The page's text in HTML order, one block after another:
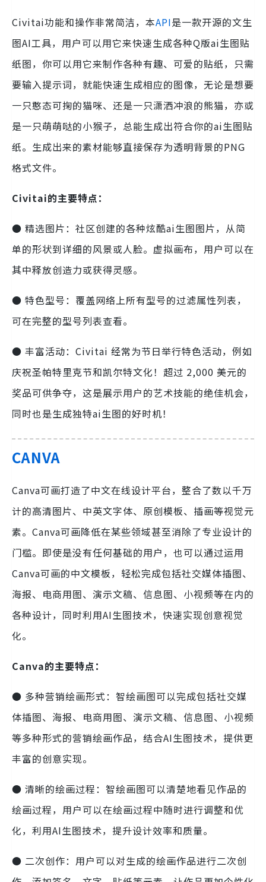
Civitai功能和操作非常简洁，本API是一款开源的文生
图AI工具，用户可以用它来快速生成各种Q版ai生图贴
纸图，你可以用它来制作各种有趣、可爱的贴纸，只需
要输入提示词，就能快速生成相应的图像，无论是想要
一只憨态可掬的猫咪、还是一只潇洒冲浪的熊猫，亦或
是一只萌萌哒的小猴子，总能生成出符合你的ai生图贴
纸。生成出来的素材能够直接保存为透明背景的PNG
格式文件。
Civitai的主要特点：
● 精选图片：社区创建的各种炫酷ai生图图片，从简
单的形状到详细的风景或人脸。虚拟画布，用户可以在
其中释放创造力或获得灵感。
● 特色型号：覆盖网络上所有型号的过滤属性列表，
可在完整的型号列表查看。
● 丰富活动：Civitai 经常为节日举行特色活动，例如
庆祝圣帕特里克节和凯尔特文化！超过 2,000 美元的
奖品可供争夺，这是展示用户的艺术技能的绝佳机会，
同时也是生成独特ai生图的好时机！
CANVA
Canva可画打造了中文在线设计平台，整合了数以千万
计的高清图片、中英文字体、原创模板、插画等视觉元
素。Canva可画降低在某些领域甚至消除了专业设计的
门槛。即使是没有任何基础的用户，也可以通过运用
Canva可画的中文模板，轻松完成包括社交媒体插图、
海报、电商用图、演示文稿、信息图、小视频等在内的
各种设计，同时利用AI生图技术，快速实现创意视觉
化。
Canva的主要特点：
● 多种营销绘画形式：智绘画图可以完成包括社交媒
体插图、海报、电商用图、演示文稿、信息图、小视频
等多种形式的营销绘画作品，结合AI生图技术，提供更
丰富的创意实现。
● 清晰的绘画过程：智绘画图可以清楚地看见作品的
绘画过程，用户可以在绘画过程中随时进行调整和优
化，利用AI生图技术，提升设计效率和质量。
● 二次创作：用户可以对生成的绘画作品进行二次创